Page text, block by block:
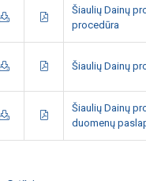
Šiaulių Dainų
procedūra
Šiaulių Dainų
Šiaulių Dainų
duomenų